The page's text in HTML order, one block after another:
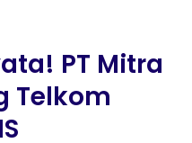
PT Mitra
Telkom